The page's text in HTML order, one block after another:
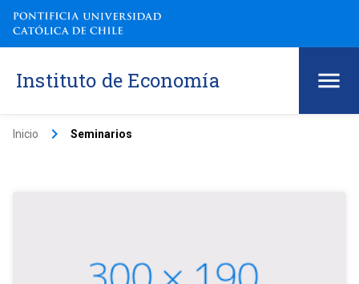
Instituto de Economía
Inicio keyboard_arrow_right Seminarios